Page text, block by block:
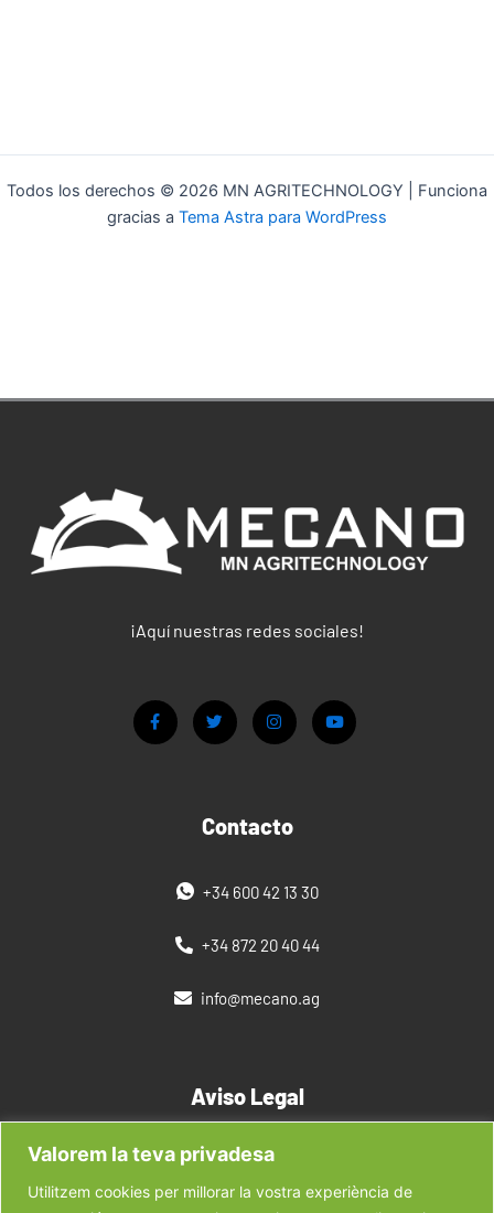
Valorem la teva privadesa
Utilitzem cookies per millorar la vostra experiència de
Todos los derechos © 2026 MN AGRITECHNOLOGY | Funciona
gracias a Tema Astra para WordPress
¡Aquí nuestras redes sociales!
Contacto
+34 600 42 13 30
+34 872 20 40 44
info@mecano.ag
Aviso Legal
Política de privacidad
Nuestras Marcas